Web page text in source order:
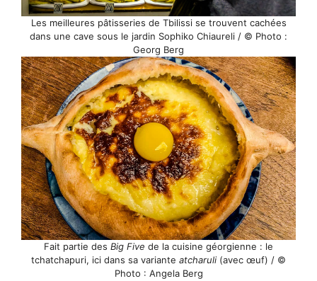
Les meilleures pâtisseries de Tbilissi se trouvent cachées
dans une cave sous le jardin Sophiko Chiaureli / © Photo :
Georg Berg
Fait partie des Big Five de la cuisine géorgienne : le
tchatchapuri, ici dans sa variante atcharuli (avec œuf) / ©
Photo : Angela Berg